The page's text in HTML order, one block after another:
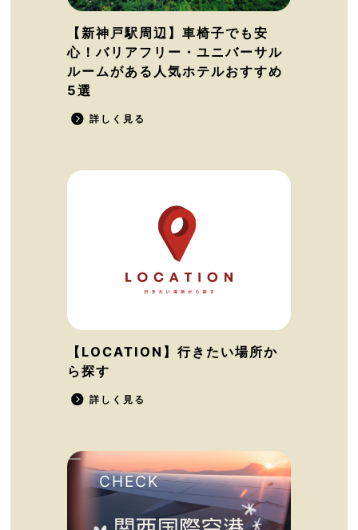
【新神戸駅周辺】車椅子でも安
心！バリアフリー・ユニバーサル
ルームがある人気ホテルおすすめ
5選
詳しく見る
【LOCATION】行きたい場所か
ら探す
詳しく見る